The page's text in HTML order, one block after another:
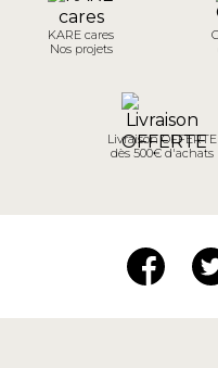
KARE cares
Nos projets
Livraison OFFERTE
dès 500€ d'achats